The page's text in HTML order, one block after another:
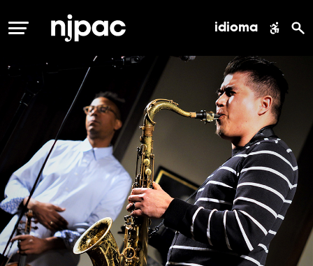
MENÚ idioma